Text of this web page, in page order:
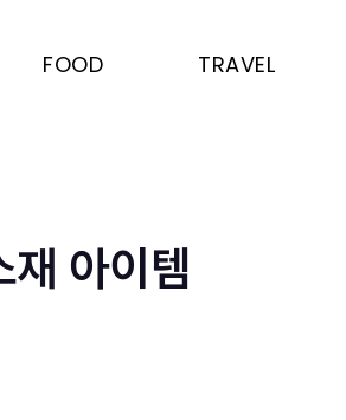
FOOD TRAVEL
재 아이템